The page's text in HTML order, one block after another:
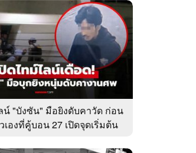
น์ "บังซัน" มือยิงดับคาวัด ก่อน
เองที่คู้บอน 27 เปิดจุดเริ่มต้น